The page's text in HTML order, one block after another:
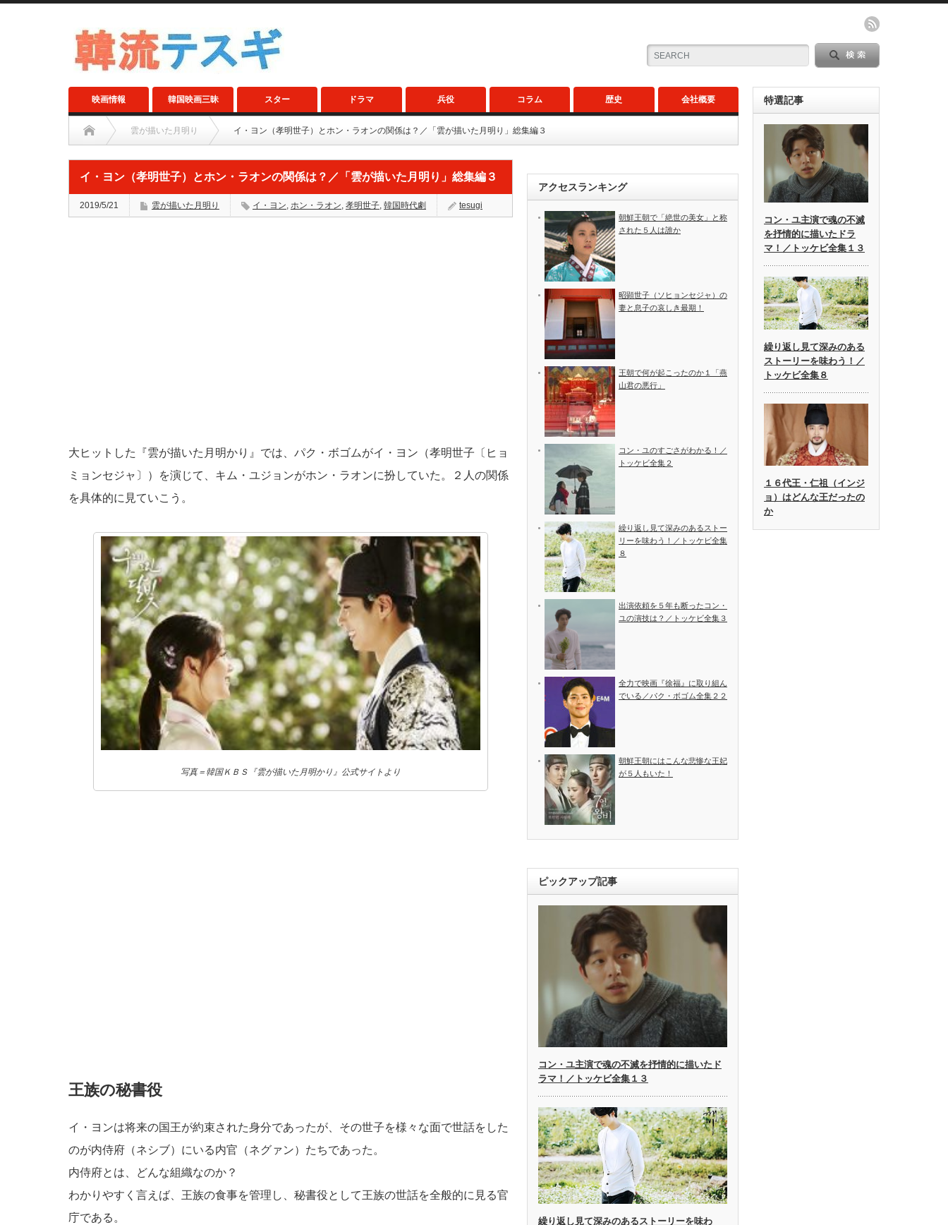
映画情報 韓国映画三昧 スター ドラマ 兵役 コラム 歴史 会社概要
雲が描いた月明り イ・ヨン（孝明世子）とホン・ラオンの関係は？／「雲が描いた月明り」総集編３
イ・ヨン（孝明世子）とホン・ラオンの関係は？／「雲が描いた月明り」総集編３
2019/5/21 雲が描いた月明り イ・ヨン, ホン・ラオン, 孝明世子, 韓国時代劇 tesugi
大ヒットした『雲が描いた月明かり』では、パク・ボゴムがイ・ヨン（孝明世子〔ヒョ
ミョンセジャ〕）を演じて、キム・ユジョンがホン・ラオンに扮していた。２人の関係
を具体的に見ていこう。
写真＝韓国ＫＢＳ『雲が描いた月明かり』公式サイトより
王族の秘書役
イ・ヨンは将来の国王が約束された身分であったが、その世子を様々な面で世話をした
のが内侍府（ネシブ）にいる内官（ネグァン）たちであった。
内侍府とは、どんな組織なのか？
わかりやすく言えば、王族の食事を管理し、秘書役として王族の世話を全般的に見る官
庁である。
アクセスランキング
朝鮮王朝で「絶世の美女」と称
された５人は誰か
昭顕世子（ソヒョンセジャ）の
妻と息子の哀しき最期！
王朝で何が起こったのか１「燕
山君の悪行」
コン・ユのすごさがわかる！／
トッケビ全集２
繰り返し見て深みのあるストー
リーを味わう！／トッケビ全集
８
出演依頼を５年も断ったコン・
ユの演技は？／トッケビ全集３
全力で映画『徐福』に取り組ん
でいる／パク・ボゴム全集２２
朝鮮王朝にはこんな悲惨な王妃
が５人もいた！
ピックアップ記事
コン・ユ主演で魂の不滅を抒情的に描いたド
ラマ！／トッケビ全集１３
繰り返し見て深みのあるストーリーを味わ
特選記事
コン・ユ主演で魂の不滅
を抒情的に描いたドラ
マ！／トッケビ全集１３
繰り返し見て深みのある
ストーリーを味わう！／
トッケビ全集８
１６代王・仁祖（インジ
ョ）はどんな王だったの
か